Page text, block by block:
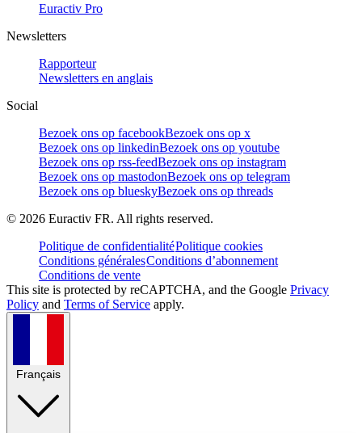
Euractiv Pro
Newsletters
Rapporteur
Newsletters en anglais
Social
Bezoek ons op facebookBezoek ons op x
Bezoek ons op linkedinBezoek ons op youtube
Bezoek ons op rss-feedBezoek ons op instagram
Bezoek ons op mastodonBezoek ons op telegram
Bezoek ons op blueskyBezoek ons op threads
© 2026 Euractiv FR. All rights reserved.
Politique de confidentialitéPolitique cookies
Conditions généralesConditions d’abonnement
Conditions de vente
This site is protected by reCAPTCHA, and the Google Privacy
Policy and Terms of Service apply.
Français